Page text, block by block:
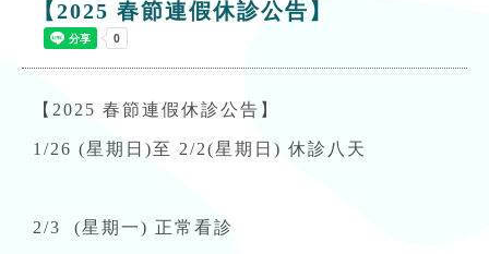
【2025 春節連假休診公告】
【2025 春節連假休診公告】
1/26 (星期日)至 2/2(星期日) 休診八天
2/3 (星期一) 正常看診